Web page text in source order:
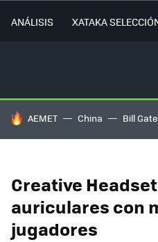
ANÁLISIS XATAKA
HOY SE HABLA DE
AEMET China Bill
Creative Headset
auriculares con
jugadores